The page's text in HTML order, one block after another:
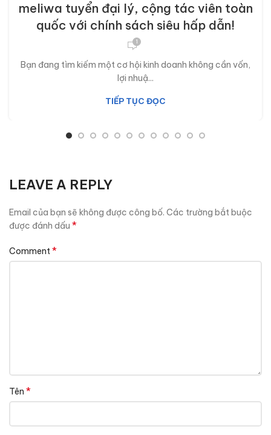
meliwa tuyển đại lý, cộng tác viên toàn
quốc với chính sách siêu hấp dẫn!
1
Bạn đang tìm kiếm một cơ hội kinh doanh không cần vốn,
lợi nhuậ...
TIẾP TỤC ĐỌC
LEAVE A REPLY
Email của bạn sẽ không được công bố. Các trường bắt buộc
được đánh dấu *
Comment*
Tên *